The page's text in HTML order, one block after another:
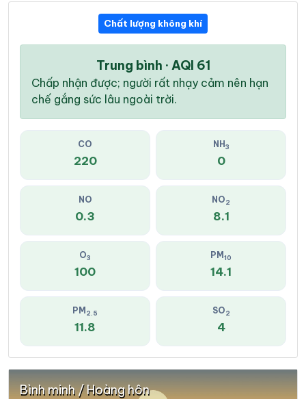
Chất lượng không khí
Trung bình · AQI 61
Chấp nhận được; người rất nhạy cảm nên hạn
chế gắng sức lâu ngoài trời.
CO
220
NH 3
0
NO
0.3
NO2
8.1
O3
100
PM 10
14.1
PM 2.5
11.8
SO2
4
Bình minh / Hoàng hôn